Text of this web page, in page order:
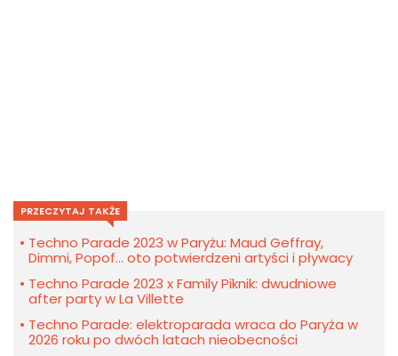
PRZECZYTAJ TAKŻE
Techno Parade 2023 w Paryżu: Maud Geffray,
Dimmi, Popof... oto potwierdzeni artyści i pływacy
Techno Parade 2023 x Family Piknik: dwudniowe
after party w La Villette
Techno Parade: elektroparada wraca do Paryża w
2026 roku po dwóch latach nieobecności